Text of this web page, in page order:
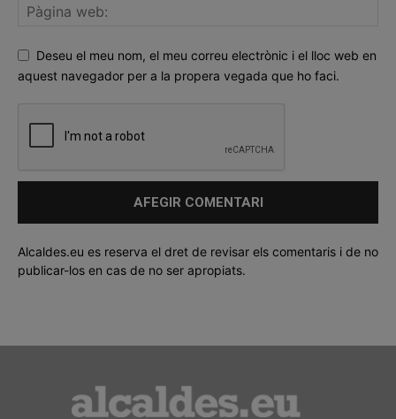
Deseu el meu nom, el meu correu electrònic i el lloc web en
aquest navegador per a la propera vegada que ho faci.
Alcaldes.eu es reserva el dret de revisar els comentaris i de no
publicar-los en cas de no ser apropiats.